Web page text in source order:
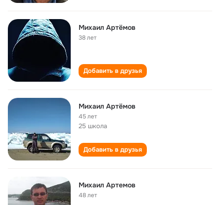
Михаил Артёмов
38 лет
Добавить в друзья
Михаил Артёмов
45 лет
25 школа
Добавить в друзья
Михаил Артемов
48 лет